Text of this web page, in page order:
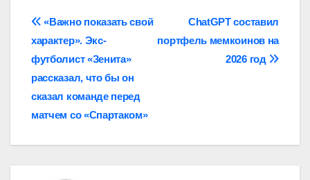
Навигация
по
записям
ChatGPT составил
портфель мемкоинов на
2026 год
«Важно показать свой
характер». Экс-
футболист «Зенита»
рассказал, что бы он
сказал команде перед
матчем со «Спартаком»